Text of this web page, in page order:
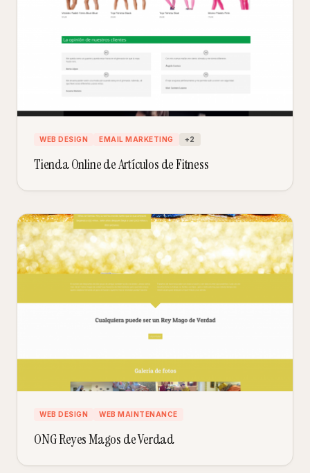
WEB DESIGN EMAIL MARKETING +2
Tienda Online de Artículos de Fitness
WEB DESIGN WEB MAINTENANCE
ONG Reyes Magos de Verdad